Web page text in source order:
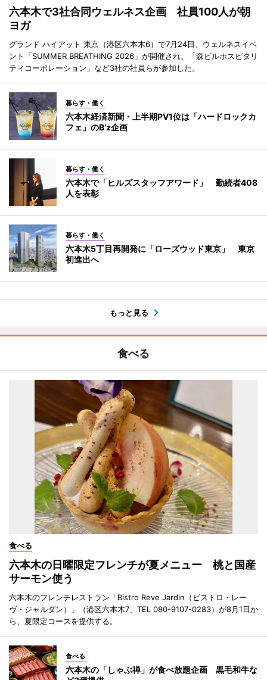
六本木で3社合同ウェルネス企画 社員100人が朝
ヨガ
グランド ハイアット 東京（港区六本木6）で7月24日、ウェルネスイベ
ント「SUMMER BREATHING 2026」が開催され、「森ビルホスピタリ
ティコーポレーション」など3社の社員らが参加した。
暮らす・働く
六本木経済新聞・上半期PV1位は「ハードロックカ
フェ」のB’z企画
暮らす・働く
六本木で「ヒルズスタッフアワード」 勤続者408
人を表彰
暮らす・働く
六本木5丁目再開発に「ローズウッド東京」 東京
初進出へ
もっと見る
食べる
食べる
六本木の日曜限定フレンチが夏メニュー 桃と国産
サーモン使う
六本木のフレンチレストラン「Bistro Reve Jardin（ビストロ・レー
ヴ・ジャルダン）」（港区六本木7、TEL 080-9107-0283）が8月1日か
ら、夏限定コースを提供する。
食べる
六本木の「しゃぶ禅」が食べ放題企画 黒毛和牛な